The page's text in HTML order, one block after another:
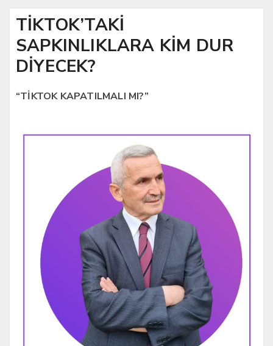
TİKTOK’TAKİ
SAPKINLIKLARA KİM DUR
DİYECEK?
“TİKTOK KAPATILMALI MI?”